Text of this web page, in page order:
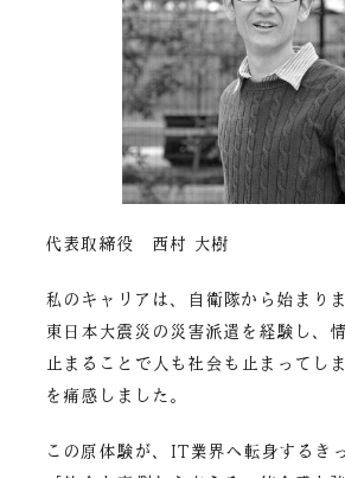
代表取締役 西村 大樹
私のキャリアは、自衛隊から始まりま
東日本大震災の災害派遣を経験し、
止まることで人も社会も止まって
を痛感しました。
この原体験が、IT業界へ転身するき